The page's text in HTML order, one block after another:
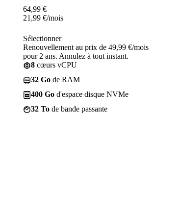
64,99 €
21,99 €/mois
Sélectionner
Renouvellement au prix de 49,99 €/mois
pour 2 ans. Annulez à tout instant.
8 cœurs vCPU
32 Go de RAM
400 Go d'espace disque NVMe
32 To de bande passante